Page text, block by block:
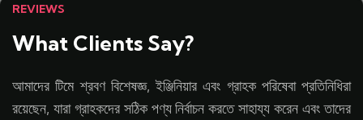
REVIEWS
What Clients Say?
আমাদের টিমে শ্রবণ বিশেষজ্ঞ, ইঞ্জিনিয়ার এবং গ্রাহক পরিষেবা প্রতিনিধিরা
রয়েছেন, যারা গ্রাহকদের সঠিক পণ্য নির্বাচন করতে সাহায্য করেন এবং তাদের